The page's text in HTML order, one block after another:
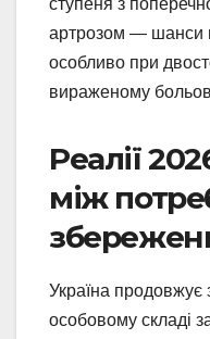
ступеня з
артрозом — шанси
особливо при
вираженому
Реалії
між
Україна продовжує
особовому складі